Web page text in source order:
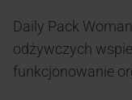
Daily Pack
odżywczych
funkcjonowanie